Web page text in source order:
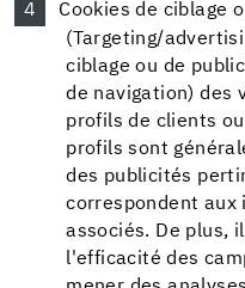
Cookies de ciblage
(Targeting/
ciblage ou de
de navigation) des
profils de clients
profils sont
des publicités
correspondent
associés. De plus,
l'efficacité des